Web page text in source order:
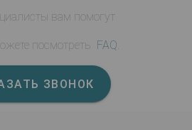
вам помогут
посмотреть FAQ.
ЗВОНОК